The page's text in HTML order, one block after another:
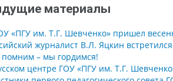
материалы
«ПГУ им. Т.Г. Шевченко» пришел
журналист В.Л. Яцкин
– мы гордимся!
центре ГОУ «ПГУ им. Т.Г.